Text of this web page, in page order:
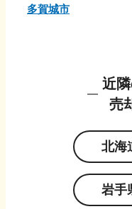
多賀城市
近
売
北海
岩手